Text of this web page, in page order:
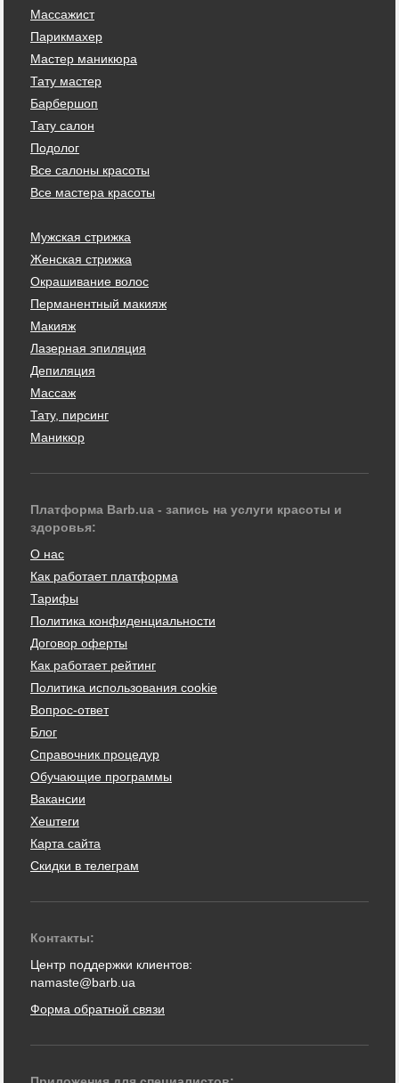
Массажист
Парикмахер
Мастер маникюра
Тату мастер
Барбершоп
Тату салон
Подолог
Все салоны красоты
Все мастера красоты
Мужская стрижка
Женская стрижка
Окрашивание волос
Перманентный макияж
Макияж
Лазерная эпиляция
Депиляция
Массаж
Тату, пирсинг
Маникюр
Платформа Barb.ua - запись на услуги красоты и
здоровья:
О нас
Как работает платформа
Тарифы
Политика конфиденциальности
Договор оферты
Как работает рейтинг
Политика использования cookie
Вопрос-ответ
Блог
Справочник процедур
Обучающие программы
Вакансии
Хештеги
Карта сайта
Скидки в телеграм
Контакты:
Центр поддержки клиентов:
namaste@barb.ua
Форма обратной связи